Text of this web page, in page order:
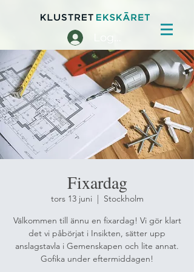
Fixardag
tors 13 juni
  |
Stockholm
Välkommen till ännu en fixardag! Vi gör klart
det vi påbörjat i Insikten, sätter upp
anslagstavla i Gemenskapen och lite annat.
Gofika under eftermiddagen!